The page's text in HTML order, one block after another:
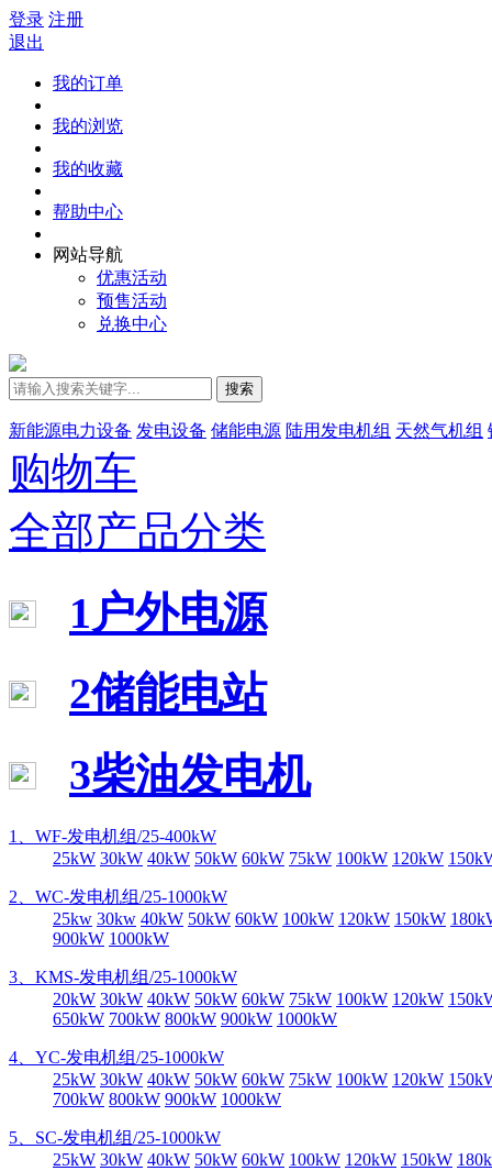
登录 注册
退出
我的订单
我的浏览
我的收藏
帮助中心
网站导航
优惠活动
预售活动
兑换中心
搜索
新能源电力设备 发电设备 储能电源 陆用发电机组 天然气机组
购物车
全部产品分类
1户外电源
2储能电站
3柴油发电机
1、WF-发电机组/25-400kW
25kW 30kW 40kW 50kW 60kW 75kW 100kW 120kW
2、WC-发电机组/25-1000kW
25kw 30kw 40kW 50kW 60kW 100kW 120kW 150kW
900kW 1000kW
3、KMS-发电机组/25-1000kW
20kW 30kW 40kW 50kW 60kW 75kW 100kW 120kW
650kW 700kW 800kW 900kW 1000kW
4、YC-发电机组/25-1000kW
25kW 30kW 40kW 50kW 60kW 75kW 100kW 120kW
700kW 800kW 900kW 1000kW
5、SC-发电机组/25-1000kW
25kW 30kW 40kW 50kW 60kW 100kW 120kW 150kW